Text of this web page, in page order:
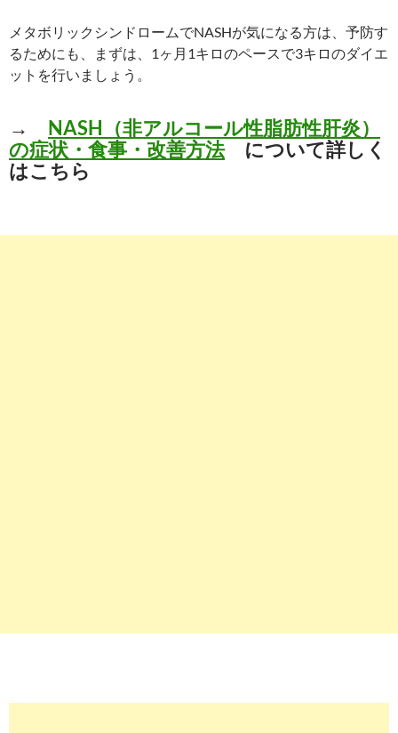
メタボリックシンドロームでNASHが気になる方は、予防す
るためにも、まずは、1ヶ月1キロのペースで3キロのダイエ
ットを行いましょう。
→ NASH（非アルコール性脂肪性肝炎）
の症状・食事・改善方法について詳しく
はこちら